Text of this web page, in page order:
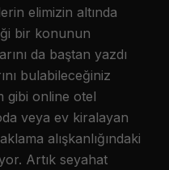
elimizin altında
bir konunun
da baştan yazdı
bulabileceğiniz
gibi online otel
veya ev kiralayan
alışkanlığındaki
Artık seyahat